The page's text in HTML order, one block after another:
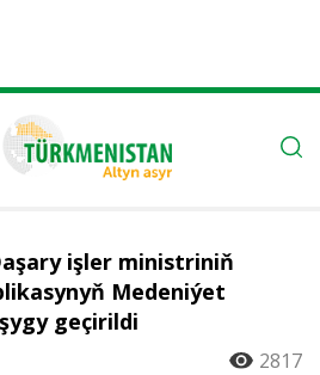
işler ministriniň
Medeniýet
geçirildi
2817